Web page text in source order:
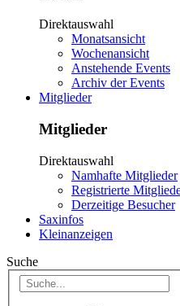
Direktauswahl
Monatsansicht
Wochenansicht
Anstehende Events
Archiv der Events
Mitglieder
Mitglieder
Direktauswahl
Namhafte Mitglieder
Registrierte
Derzeitige Besucher
Saxinfos
Kleinanzeigen
Suche